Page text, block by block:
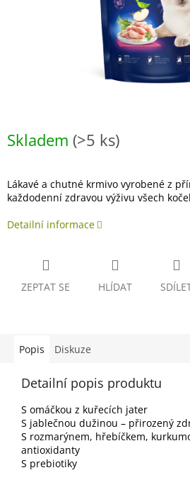
Skladem (>5 ks)
Lákavé a chutné krmivo vyrobené z
každodenní zdravou výživu všech
Detailní informace
ZEPTAT SE HLÍDAT
Popis Diskuze
Detailní popis produktu
S omáčkou z kuřecích jater
S jablečnou dužinou – přirozený
S rozmarýnem, hřebíčkem,
antioxidanty
S prebiotiky